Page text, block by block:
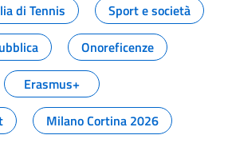
di Tennis
Sport e società
Onoreficenze
Erasmus+
Milano Cortina 2026